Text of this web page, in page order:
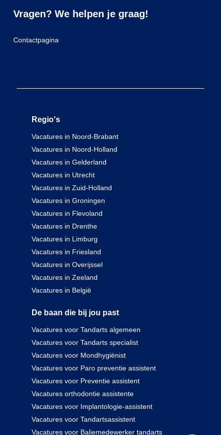
Vragen? We helpen je graag!
Contactpagina
Regio's
Vacatures in Noord-Brabant
Vacatures in Noord-Holland
Vacatures in Gelderland
Vacatures in Utrecht
Vacatures in Zuid-Holland
Vacatures in Groningen
Vacatures in Flevoland
Vacatures in Drenthe
Vacatures in Limburg
Vacatures in Friesland
Vacatures in Overijssel
Vacatures in Zeeland
Vacatures in België
De baan die bij jou past
Vacatures voor Tandarts algemeen
Vacatures voor Tandarts specialist
Vacatures voor Mondhygiënist
Vacatures voor Paro preventie assistent
Vacatures voor Preventie assistent
Vacatures orthodontie assistente
Vacatures voor Implantologie-assistent
Vacatures voor Tandartsassistent
Vacatures voor Baliemedewerker tandarts